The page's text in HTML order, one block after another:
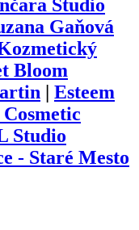
Studio
Gaňová
Bloom
Esteem
Studio
- Staré Mesto